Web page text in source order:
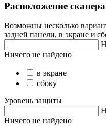
Расположение сканера
Возможны несколько
задней панели, в экране и
Ничего не найдено
в экране
сбоку
Уровень защиты
Ничего не найдено